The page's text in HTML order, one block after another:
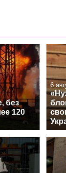
без
120
6